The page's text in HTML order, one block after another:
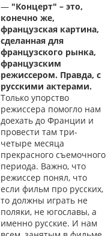
— "Концерт" – это,
конечно же,
французская картина,
сделанная для
французского рынка,
французским
режиссером. Правда, с
русскими актерами.
Только упорство
режиссера помогло нам
доехать до Франции и
провести там три-
четыре месяца
прекрасного съемочного
периода. Важно, что
режиссер понял, что
если фильм про русских,
то должны играть не
поляки, не югославы, а
именно русские. И нам